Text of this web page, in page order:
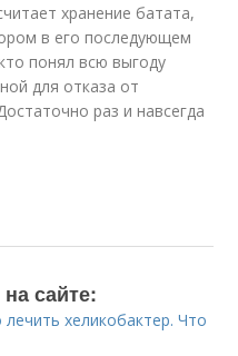
хранение батата,
в его последующем
понял всю выгоду
для отказа от
раз и навсегда
сайте:
лечить хеликобактер. Что